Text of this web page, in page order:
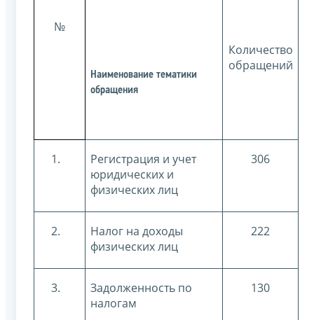
№
Наименование тематики
обращения
Количество
обращений
1.
Регистрация и учет
юридических и
физических лиц
306
2.
Налог на доходы
физических лиц
222
3.
Задолженность по
налогам
130